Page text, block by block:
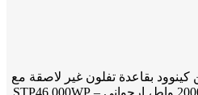
كينوود بقاعدة تفلون غير لاصقة مع